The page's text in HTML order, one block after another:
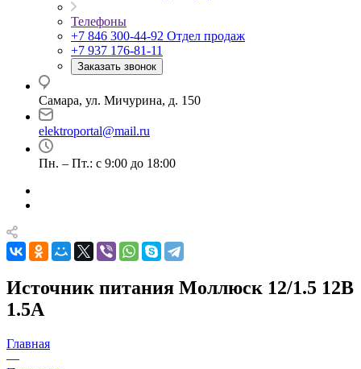
Телефоны
+7 846 300-44-92 Отдел продаж
+7 937 176-81-11
Заказать звонок
Самара, ул. Мичурина, д. 150
elektroportal@mail.ru
Пн. – Пт.: с 9:00 до 18:00
Источник питания Моллюск 12/1.5 12В
1.5А
Главная
—